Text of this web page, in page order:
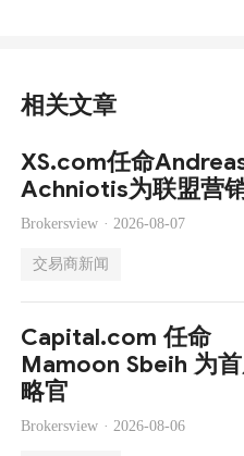
相关文章
XS.com任命
Achniotis为联盟营
Brokersview · 2026-08-07
交易商新闻
Capital.com 任命
Mamoon Sbeih 为
略官
Brokersview · 2026-08-06